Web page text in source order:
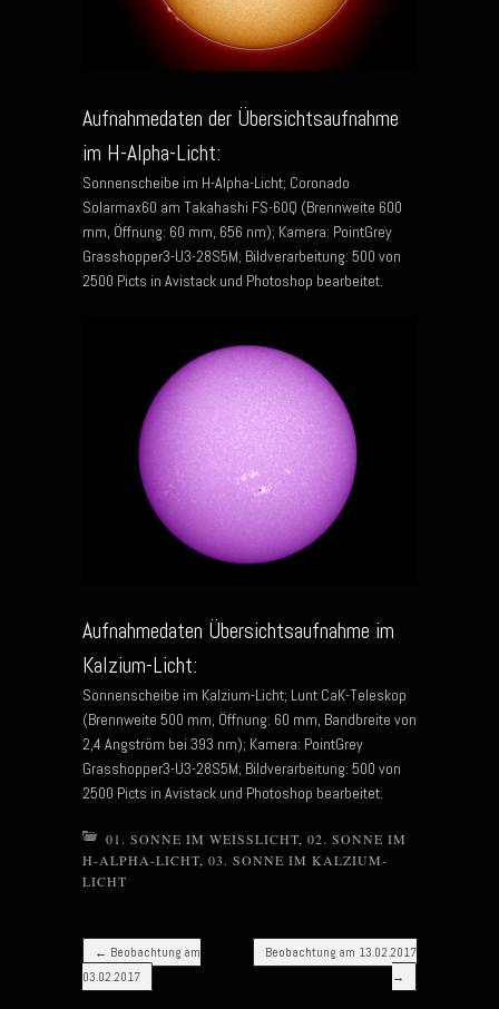
Aufnahmedaten der Übersichtsaufnahme
im H-Alpha-Licht:
Sonnenscheibe im H-Alpha-Licht; Coronado
Solarmax60 am Takahashi FS-60Q (Brennweite 600
mm, Öffnung: 60 mm, 656 nm); Kamera: PointGrey
Grasshopper3-U3-28S5M; Bildverarbeitung: 500 von
2500 Picts in Avistack und Photoshop bearbeitet.
Aufnahmedaten Übersichtsaufnahme im
Kalzium-Licht:
Sonnenscheibe im Kalzium-Licht; Lunt CaK-Teleskop
(Brennweite 500 mm, Öffnung: 60 mm, Bandbreite von
2,4 Angström bei 393 nm); Kamera: PointGrey
Grasshopper3-U3-28S5M; Bildverarbeitung: 500 von
2500 Picts in Avistack und Photoshop bearbeitet.
01. SONNE IM WEISSLICHT 02. SONNE IM
H-ALPHA-LICHT 03. SONNE IM KALZIUM-
LICHT
Post navigation
← Beobachtung am
03.02.2017
Beobachtung am 13.02.2017
→